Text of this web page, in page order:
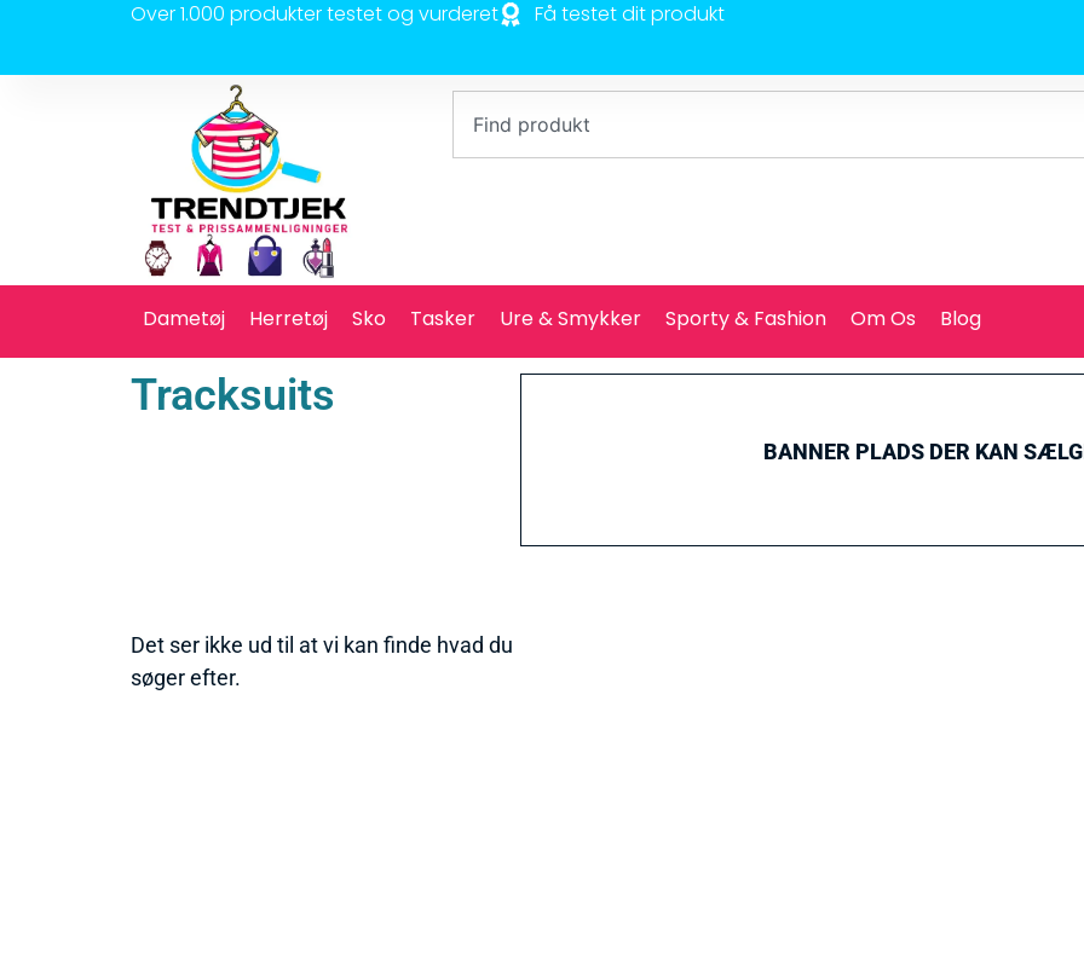
Over 1.000 produkter testet og vurderet Få testet dit produkt
Dametøj Herretøj Sko Tasker Ure & Smykker Sporty & Fashion Om Os Blog
Tracksuits
BANNER PLADS DER KAN
Det ser ikke ud til at vi kan finde hvad du
søger efter.